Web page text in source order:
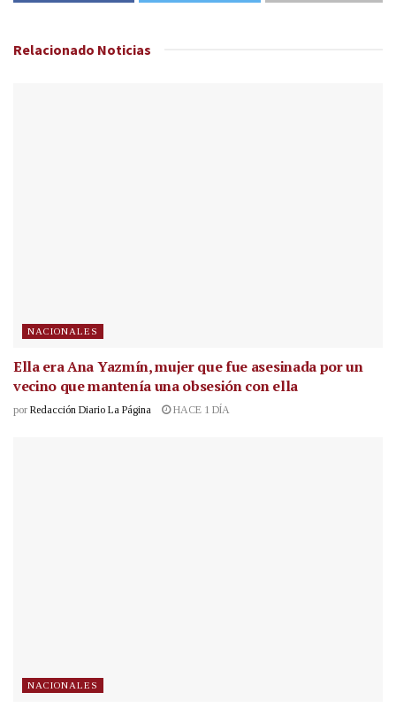
Relacionado Noticias
NACIONALES
Ella era Ana Yazmín, mujer que fue asesinada por un
vecino que mantenía una obsesión con ella
por Redacción Diario La Página HACE 1 DÍA
NACIONALES